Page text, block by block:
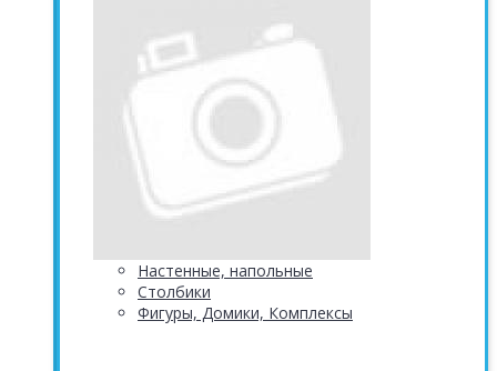
Настенные, напольные
Столбики
Фигуры, Домики, Комплексы